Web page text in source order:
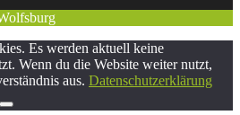
Es werden aktuell keine
Wenn du die Website weiter nutzt,
aus. Datenschutzerklärung